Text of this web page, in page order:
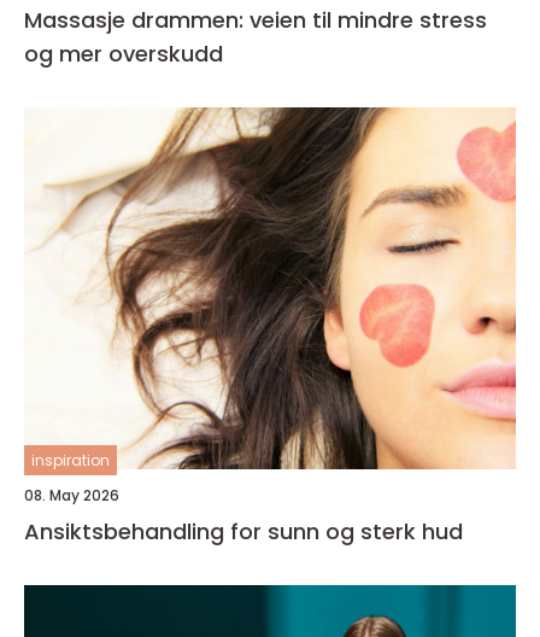
Massasje drammen: veien til mindre stress
og mer overskudd
inspiration
08. May 2026
Ansiktsbehandling for sunn og sterk hud